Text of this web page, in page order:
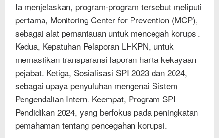
Ia menjelaskan, program-program tersebut meliputi
pertama, Monitoring Center for Prevention (MCP),
sebagai alat pemantauan untuk mencegah korupsi.
Kedua, Kepatuhan Pelaporan LHKPN, untuk
memastikan transparansi laporan harta kekayaan
pejabat. Ketiga, Sosialisasi SPI 2023 dan 2024,
sebagai upaya penyuluhan mengenai Sistem
Pengendalian Intern. Keempat, Program SPI
Pendidikan 2024, yang berfokus pada peningkatan
pemahaman tentang pencegahan korupsi.